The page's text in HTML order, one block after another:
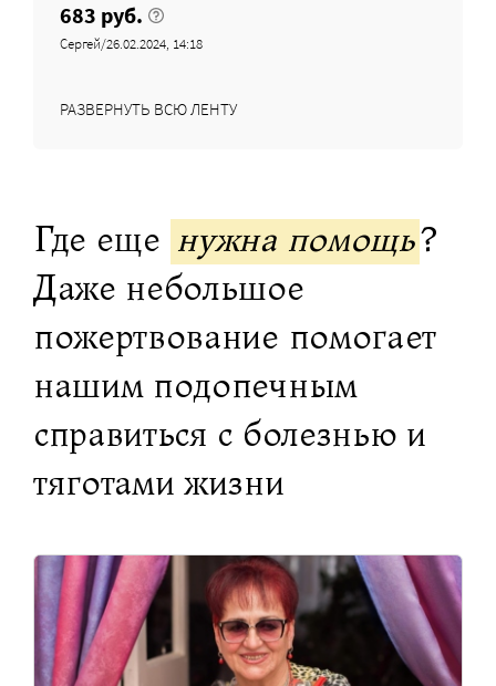
683 руб.
Сергей/26.02.2024, 14:18
РАЗВЕРНУТЬ ВСЮ ЛЕНТУ
Где еще нужна помощь?
Даже небольшое
пожертвование помогает
нашим подопечным
справиться с болезнью и
тяготами жизни